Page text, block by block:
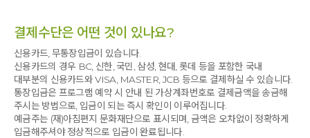
결제수단은 어떤 것이 있나요?
신용카드, 무통장입금이 있습니다.
신용카드의 경우 BC, 신한, 국민, 삼성, 현대, 롯데 등을 포함한 국내
대부분의 신용카드와 VISA, MASTER, JCB 등으로 결제하실 수 있습니다.
통장입금은 프로그램 예약 시 안내 된 가상계좌번호로 결제금액을 송금해
주시는 방법으로, 입금이 되는 즉시 확인이 이루어집니다.
예금주는 (재)아침편지 문화재단으로 표시되며, 금액은 오차없이 정확하게
입금해주셔야 정상적으로 입금이 완료됩니다.